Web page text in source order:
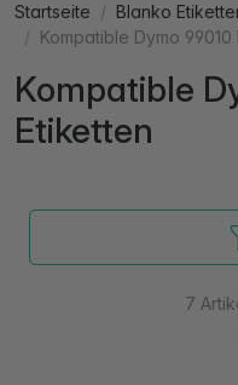
Startseite Blanko
Kompatible Dymo 99010
Kompatible
Etiketten
7